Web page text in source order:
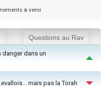
à venir
Questions au Rav
danger dans un
mais pas la Torah